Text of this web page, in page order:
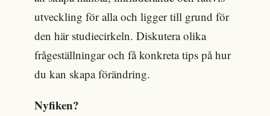
utveckling för alla och ligger till grund för
den här studiecirkeln. Diskutera olika
frågeställningar och få konkreta tips på hur
du kan skapa förändring.
Nyfiken?